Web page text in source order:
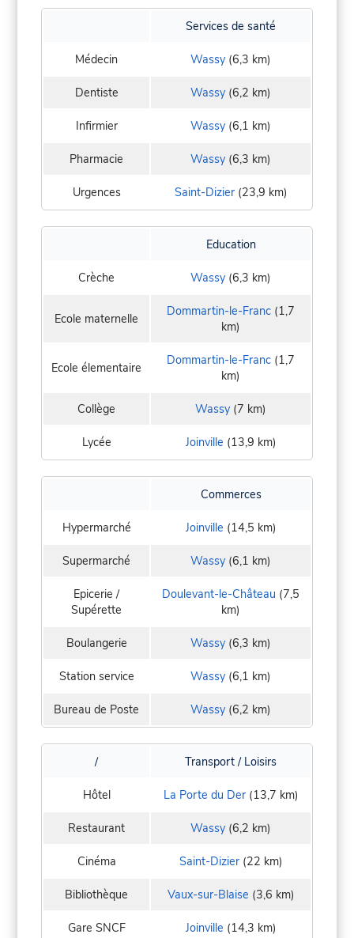
Services de santé
Médecin Wassy (6,3 km)
Dentiste Wassy (6,2 km)
Infirmier Wassy (6,1 km)
Pharmacie Wassy (6,3 km)
Urgences Saint-Dizier(23,9 km)
Education
Crèche Wassy (6,3 km)
Ecole maternelle Dommartin-le-Franc (1,7
km)
Ecole élementaire Dommartin-le-Franc (1,7
km)
Collège Wassy (7 km)
Lycée Joinville (13,9 km)
Commerces
Hypermarché Joinville (14,5 km)
Supermarché Wassy (6,1 km)
Epicerie /
Supérette
Doulevant-le-Château (7,5
km)
Boulangerie Wassy (6,3 km)
Station service Wassy (6,1 km)
Bureau de Poste Wassy (6,2 km)
/ Transport / Loisirs
Hôtel La Porte du Der(13,7 km)
Restaurant Wassy (6,2 km)
Cinéma Saint-Dizier(22 km)
Bibliothèque Vaux-sur-Blaise (3,6 km)
Gare SNCF Joinville (14,3 km)